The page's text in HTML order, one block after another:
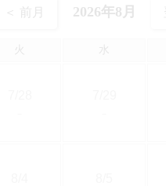
＜ 前月 2026年8月
水